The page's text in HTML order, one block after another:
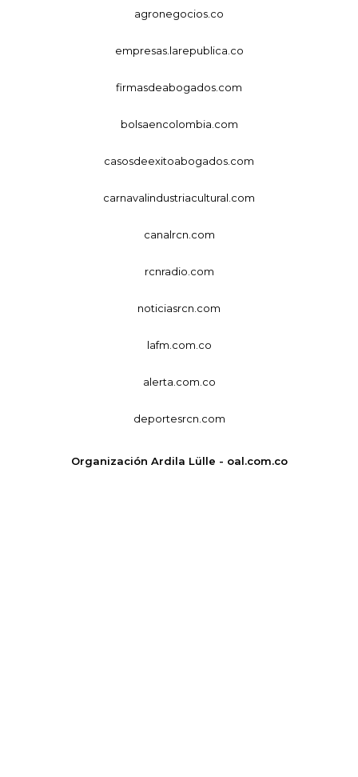
agronegocios.co
empresas.larepublica.co
firmasdeabogados.com
bolsaencolombia.com
casosdeexitoabogados.com
carnavalindustriacultural.com
canalrcn.com
rcnradio.com
noticiasrcn.com
lafm.com.co
alerta.com.co
deportesrcn.com
Organización Ardila Lülle - oal.com.co